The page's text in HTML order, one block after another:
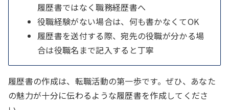
履歴書ではなく職務経歴書へ
役職経験がない場合は、何も書かなくてOK
履歴書を送付する際、宛先の役職が分かる場
合は役職名まで記入すると丁寧
履歴書の作成は、転職活動の第一歩です。ぜひ、あなた
の魅力が十分に伝わるような履歴書を作成してくださ